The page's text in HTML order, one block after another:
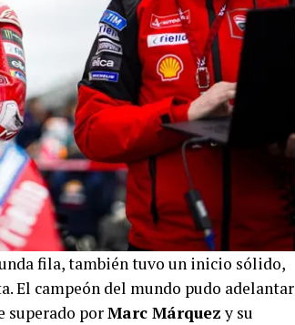
fila, también tuvo un inicio sólido,
El campeón del mundo pudo adelantar
superado porMarc Márquezy su